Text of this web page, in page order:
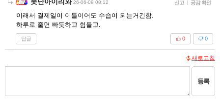
26-06-09 08:12 신고 | 공감 확인
이래서 결제일이 이틀이어도 수습이 되는거긴함.
하루로 줄면 빠듯하고 힘들고.
답글 0
0
새로고침
등록